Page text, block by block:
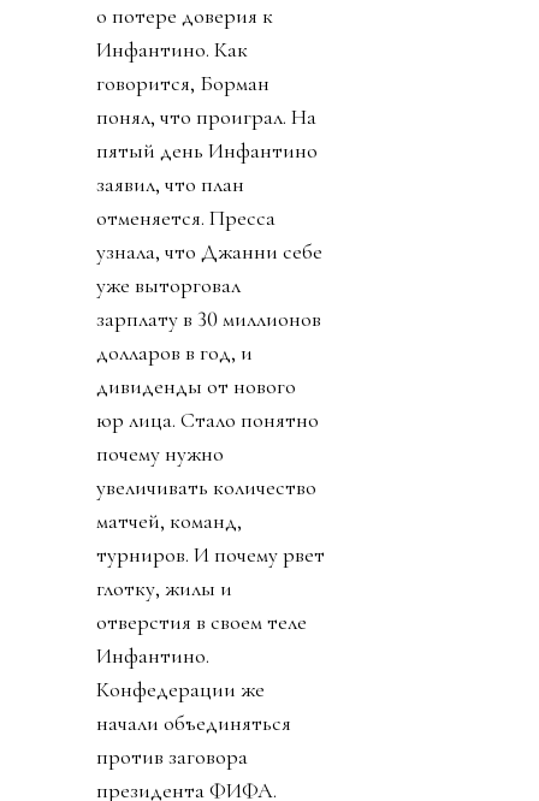
о потере доверия к
Инфантино. Как
говорится, Борман
понял, что проиграл. На
пятый день Инфантино
заявил, что план
отменяется. Пресса
узнала, что Джанни себе
уже выторговал
зарплату в 30 миллионов
долларов в год, и
дивиденды от нового
юр лица. Стало понятно
почему нужно
увеличивать количество
матчей, команд,
турниров. И почему рвет
глотку, жилы и
отверстия в своем теле
Инфантино.
Конфедерации же
начали объединяться
против заговора
президента ФИФА.